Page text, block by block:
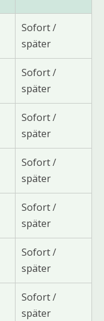
Sofort /
später
Sofort /
später
Sofort /
später
Sofort /
später
Sofort /
später
Sofort /
später
Sofort /
später